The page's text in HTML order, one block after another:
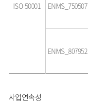
ISO 50001 ENMS_750507
ENMS_807952
사업연속성